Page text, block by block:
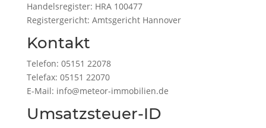
Handelsregister: HRA 100477
Registergericht: Amtsgericht Hannover
Kontakt
Telefon: 05151 22078
Telefax: 05151 22070
E-Mail: info@meteor-immobilien.de
Umsatzsteuer-ID